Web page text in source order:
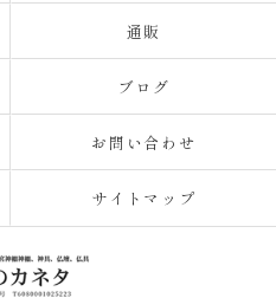
通販
ブログ
お問い合わせ
サイトマップ